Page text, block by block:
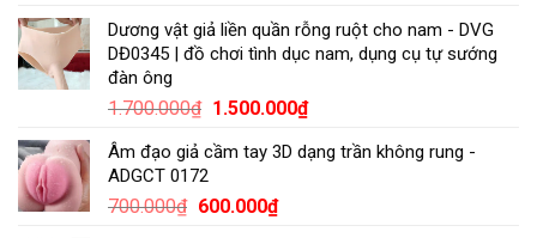
Dương vật giả liền quần rỗng ruột cho nam - DVG
DĐ0345 | đồ chơi tình dục nam, dụng cụ tự sướng
đàn ông
1.700.000₫ 1.500.000₫
Âm đạo giả cầm tay 3D dạng trần không rung -
ADGCT 0172
700.000₫ 600.000₫